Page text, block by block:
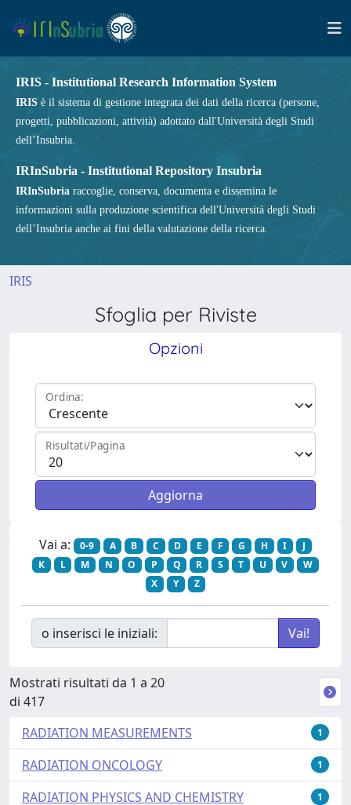
IRIS - Institutional Research Information System
IRIS è il sistema di gestione integrata dei dati della ricerca (persone,
progetti, pubblicazioni, attività) adottato dall'Università degli Studi
dell’Insubria.
IRInSubria - Institutional Repository Insubria
IRInSubria raccoglie, conserva, documenta e dissemina le
informazioni sulla produzione scientifica dell'Università degli Studi
dell’Insubria anche ai fini della valutazione della ricerca.
IRIS
Sfoglia per Riviste
Opzioni
Ordina:
Risultati/Pagina
Vai a: 0-9 A B C D E F G H I
J
K
L M N O P Q R S T U V
W
X
Y Z
o inserisci le iniziali:
Mostrati risultati da 1 a 20
di 417
RADIATION MEASUREMENTS
1
RADIATION ONCOLOGY 1
RADIATION PHYSICS AND CHEMISTRY 1